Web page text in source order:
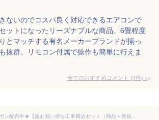
ないのでコスパ良く対応できるエアコンで
ットになったリーズナブルな商品。6畳程度
とマッチする有名メーカーブランドが揃っ
抜群。リモコン付属で操作も簡単に行えま
全てのおすすめコメント (1件) >
★2000円クーポン配布中★【超お買い得な工事費込セット（商品＋新規標準工事）】パナソニック■CS-283DFL-W■(CS-F283D/CS-283DFR同等品) 2022年モデル【Fシリーズ】[主に10畳用][170]